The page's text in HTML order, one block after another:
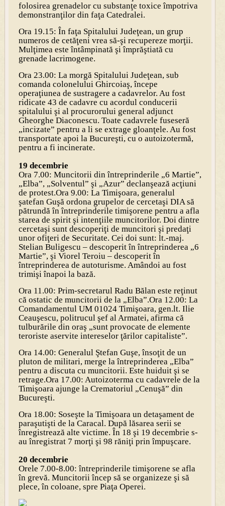
folosirea grenadelor cu substanţe toxice împotriva
demonstranţilor din faţa Catedralei.
Ora 19.15: În faţa Spitalului Judeţean, un grup
numeros de cetăţeni vrea să-şi recupereze morţii.
Mulţimea este întâmpinată şi împrăştiată cu
grenade lacrimogene.
Ora 23.00: La morgă Spitalului Judeţean, sub
comanda colonelului Ghircoiaş, începe
operaţiunea de sustragere a cadavrelor. Au fost
ridicate 43 de cadavre cu acordul conducerii
spitalului şi al procurorului general adjunct
Gheorghe Diaconescu. Toate cadavrele fuseseră
„incizate” pentru a li se extrage gloanţele. Au fost
transportate apoi la Bucureşti, cu o autoizotermă,
pentru a fi incinerate.
19 decembrie
Ora 7.00: Muncitorii din întreprinderile „6 Martie”,
„Elba”, „Solventul” şi „Azur” declanşează acţiuni
de protest.Ora 9.00: La Timişoara, generalul
şatefan Guşă ordona grupelor de cercetaşi DIA să
pătrundă în întreprinderile timişorene pentru a afla
starea de spirit şi intenţiile muncitorilor. Doi dintre
cercetaşi sunt descoperiţi de muncitori şi predaţi
unor ofiţeri de Securitate. Cei doi sunt: lt.-maj.
Stelian Buligescu – descoperit în întreprinderea „6
Martie”, şi Viorel Teroiu – descoperit în
întreprinderea de autoturisme. Amândoi au fost
trimişi înapoi la bază.
Ora 11.00: Prim-secretarul Radu Bălan este reţinut
că ostatic de muncitorii de la „Elba”.Ora 12.00: La
Comandamentul UM 01024 Timişoara, gen.lt. Ilie
Ceauşescu, politrucul şef al Armatei, afirma că
tulburările din oraş „sunt provocate de elemente
teroriste aservite intereselor ţărilor capitaliste”.
Ora 14.00: Generalul Ştefan Guşe, însoţit de un
pluton de militari, merge la întreprinderea „Elba”
pentru a discuta cu muncitorii. Este huiduit şi se
retrage.Ora 17.00: Autoizoterma cu cadavrele de la
Timişoara ajunge la Crematoriul „Cenuşă” din
Bucureşti.
Ora 18.00: Soseşte la Timişoara un detaşament de
paraşutişti de la Caracal. După lăsarea serii se
înregistrează alte victime. În 18 şi 19 decembrie s-
au înregistrat 7 morţi şi 98 răniţi prin împuşcare.
20 decembrie
Orele 7.00-8.00: întreprinderile timişorene se afla
în grevă. Muncitorii încep să se organizeze şi să
plece, în coloane, spre Piaţa Operei.